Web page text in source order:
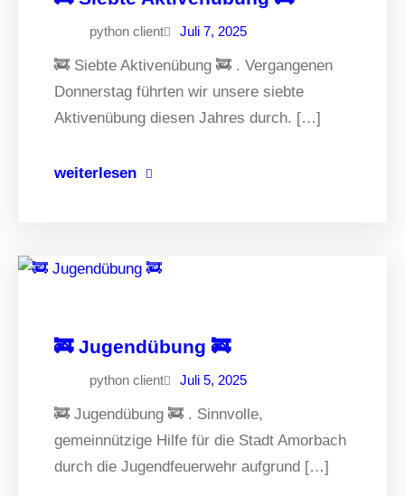
python client Juli 7, 2025
🚒 Siebte Aktivenübung 🚒 . Vergangenen
Donnerstag führten wir unsere siebte
Aktivenübung diesen Jahres durch. […]
weiterlesen
🚒 Jugendübung 🚒
python client Juli 5, 2025
🚒 Jugendübung 🚒 . Sinnvolle,
gemeinnützige Hilfe für die Stadt Amorbach
durch die Jugendfeuerwehr aufgrund […]